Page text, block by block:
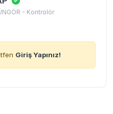
- Kontrolör
Giriş Yapınız!